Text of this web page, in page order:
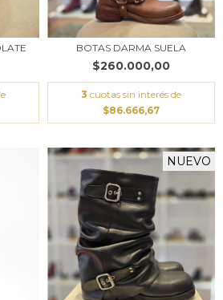
BOTAS DARMA SUELA
$260.000,00
3 cuotas sin interés de
$86.666,67
NUEVO